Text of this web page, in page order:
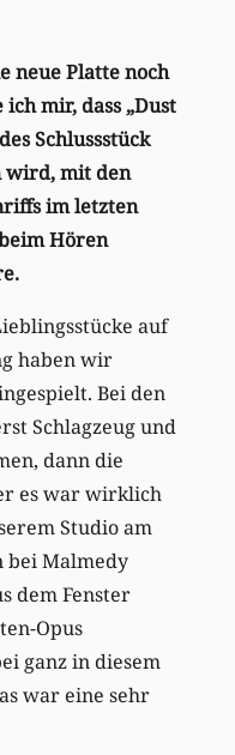
neue Platte noch
mir, dass „Dust
Schlussstück
wird, mit den
im letzten
Hören
auf
haben wir
Bei den
Schlagzeug und
dann die
es war wirklich
Studio am
bei Malmedy
dem Fenster
Opus
ganz in diesem
war eine sehr